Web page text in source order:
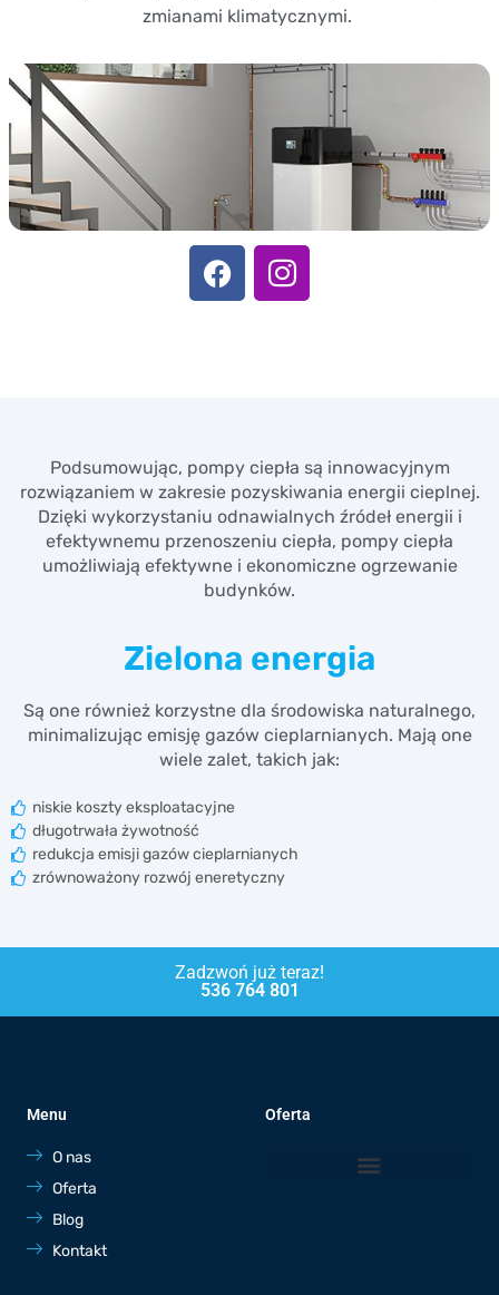
zmianami klimatycznymi.
Podsumowując, pompy ciepła są innowacyjnym
rozwiązaniem w zakresie pozyskiwania energii cieplnej.
Dzięki wykorzystaniu odnawialnych źródeł energii i
efektywnemu przenoszeniu ciepła, pompy ciepła
umożliwiają efektywne i ekonomiczne ogrzewanie
budynków.
Zielona energia
Są one również korzystne dla środowiska naturalnego,
minimalizując emisję gazów cieplarnianych. Mają one
wiele zalet, takich jak:
niskie koszty eksploatacyjne
długotrwała żywotność
redukcja emisji gazów cieplarnianych
zrównoważony rozwój eneretyczny
Zadzwoń już teraz!
536 764 801
Menu
O nas
Oferta
Blog
Kontakt
Oferta